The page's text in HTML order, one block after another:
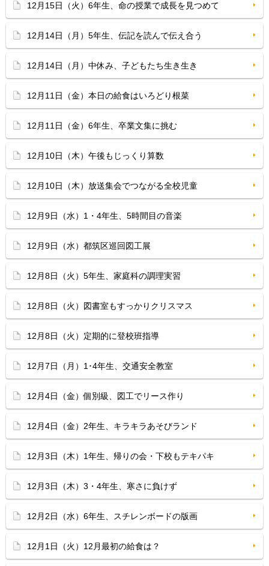
12月15日（火）6年生、命の授業で成長を見つめて
12月14日（月）5年生、伝記を読んで伝え合う
12月14日（月）中休み、子どもたち生き生き
12月11日（金）本日の給食はいろどり根菜
12月11日（金）6年生、卒業文集に挑む
12月10日（木）午後もじっくり算数
12月10日（木）放送集会でつながる全校児童
12月9日（水）1・4年生、5時間目の音楽
12月9日（水）都筑区巡回図工展
12月8日（火）5年生、家庭科の調理実習
12月8日（火）図書室もすっかりクリスマス
12月8日（火）定期的に登校班指導
12月7日（月）1･4年生、交通安全教室
12月4日（金）個別級、図工でリース作り
12月4日（金）2年生、キラキラあそびランド
12月3日（木）1年生、帰りの会・下校もテキパキ
12月3日（木）3・4年生、寒さに負けず
12月2日（水）6年生、スチレンボードの版画
12月1日（火）12月最初の給食は？